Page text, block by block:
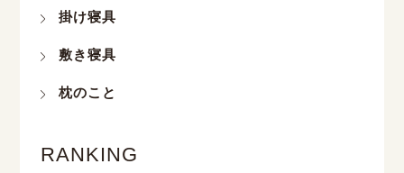
掛け寝具
敷き寝具
枕のこと
RANKING